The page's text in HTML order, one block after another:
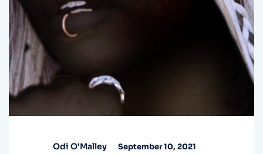
Odi O'Malley September 10, 2021